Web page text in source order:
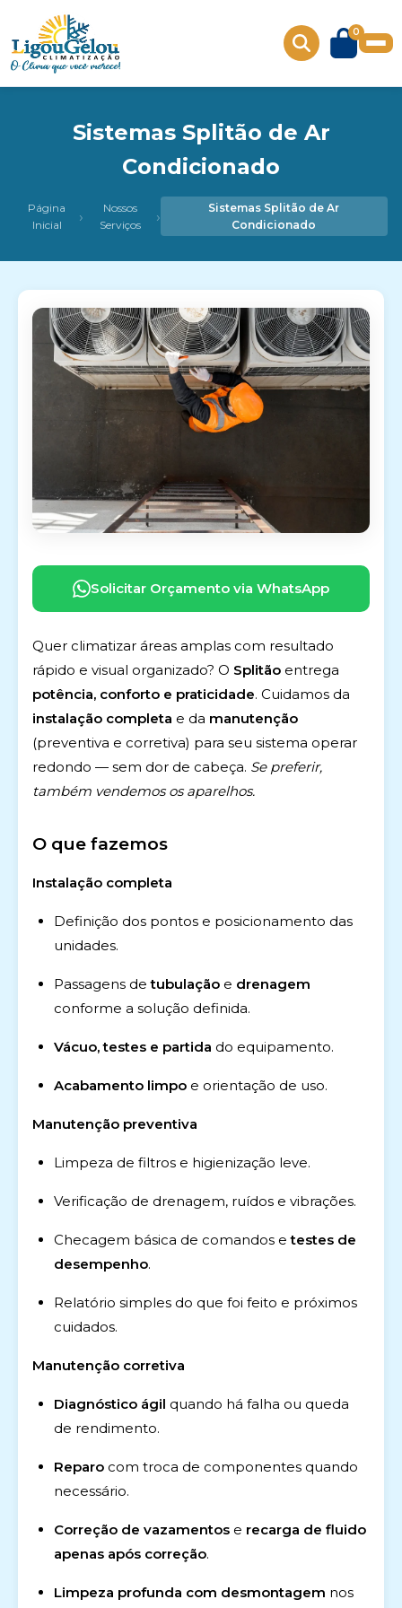
0
Sistemas Splitão de Ar
Condicionado
Página
Inicial
›
Nossos
Serviços
›
Sistemas Splitão de Ar
Condicionado
Solicitar Orçamento via WhatsApp
Quer climatizar áreas amplas com resultado
rápido e visual organizado? O Splitão entrega
potência, conforto e praticidade. Cuidamos da
instalação completa e da manutenção
(preventiva e corretiva) para seu sistema operar
redondo — sem dor de cabeça. Se preferir,
também vendemos os aparelhos.
O que fazemos
Instalação completa
Definição dos pontos e posicionamento das
unidades.
Passagens detubulação e drenagem
conforme a solução definida.
Vácuo, testes e partida do equipamento.
Acabamento limpo e orientação de uso.
Manutenção preventiva
Limpeza de filtros e higienização leve.
Verificação de drenagem, ruídos e vibrações.
Checagem básica de comandos etestes de
desempenho.
Relatório simples do que foi feito e próximos
cuidados.
Manutenção corretiva
Diagnóstico ágil quando há falha ou queda
de rendimento.
Reparo com troca de componentes quando
necessário.
Correção de vazamentos e recarga de fluido
apenas após correção.
Limpeza profunda com desmontagem nos